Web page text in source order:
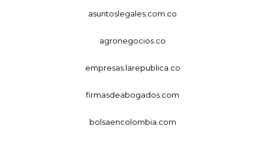
asuntoslegales.com.co
agronegocios.co
empresas.larepublica.co
firmasdeabogados.com
bolsaencolombia.com